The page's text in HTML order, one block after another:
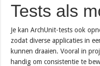
Tests als
Je kan ArchUnit-tests ook
zodat diverse applicaties in
kunnen draaien. Vooral in
handig om consistentie te